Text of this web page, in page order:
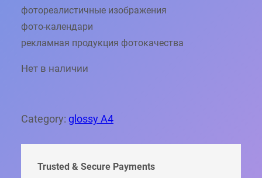
фотореалистичные изображения
фото-календари
рекламная продукция фотокачества
Нет в наличии
Category: glossy A4
Trusted & Secure Payments